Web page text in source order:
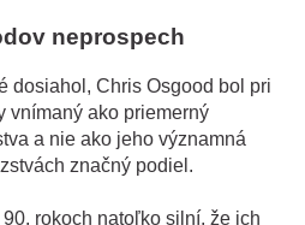
neprospech
dosiahol, Chris Osgood bol pri
vnímaný ako priemerný
a nie ako jeho významná
značný podiel.
rokoch natoľko silní, že ich